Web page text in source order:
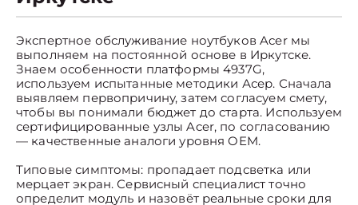
Экспертное обслуживание ноутбуков Acer мы
выполняем на постоянной основе в Иркутске.
Знаем особенности платформы 4937G,
используем испытанные методики Асер. Сначала
выявляем первопричину, затем согласуем смету,
чтобы вы понимали бюджет до старта. Используем
сертифицированные узлы Acer, по согласованию
— качественные аналоги уровня OEM.
Типовые симптомы: пропадает подсветка или
мерцает экран. Сервисный специалист точно
определит модуль и назовёт реальные сроки для